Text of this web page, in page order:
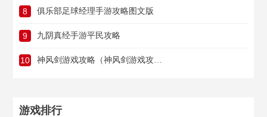
8 俱乐部足球经理手游攻略图文版
9 九阴真经手游平民攻略
10 神风剑游戏攻略（神风剑游戏攻略图文）
游戏排行